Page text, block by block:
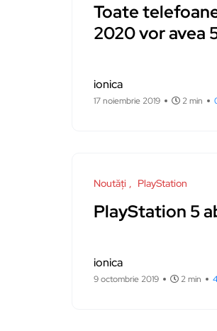
Toate
2020 vor avea
ionica
17 noiembrie 2019 2 min
Noutăți PlayStation
PlayStation 5
ionica
9 octombrie 2019 2 min